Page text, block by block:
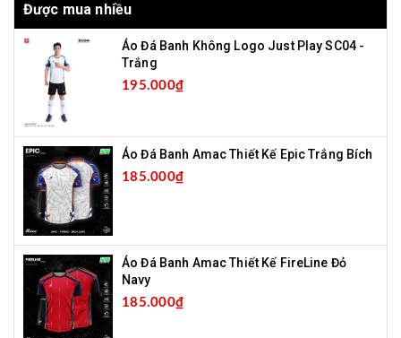
Được mua nhiều
Áo Đá Banh Không Logo Just Play SC04 -
Trắng
195.000₫
Áo Đá Banh Amac Thiết Kế Epic Trắng Bích
185.000₫
Áo Đá Banh Amac Thiết Kế FireLine Đỏ
Navy
185.000₫